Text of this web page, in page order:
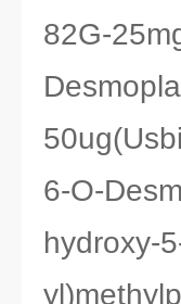
82G-
6-O-
hydroxy-